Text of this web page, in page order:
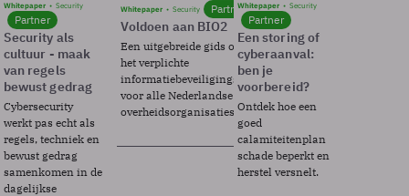
Whitepaper Security
Partner
Security als
cultuur - maak
van regels
bewust gedrag
Cybersecurity
werkt pas echt als
regels, techniek en
bewust gedrag
samenkomen in de
dagelijkse
Whitepaper Security Partner
Voldoen aan BIO2
Een uitgebreide gids over BIO2,
het verplichte
informatiebeveiligingsframework
voor alle Nederlandse
overheidsorganisaties.
Whitepaper Security
Partner
Een storing of
cyberaanval:
ben je
voorbereid?
Ontdek hoe een
goed
calamiteitenplan
schade beperkt en
herstel versnelt.